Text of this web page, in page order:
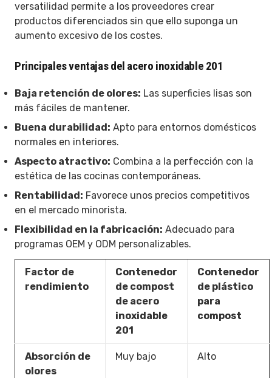
versatilidad permite a los proveedores crear
productos diferenciados sin que ello suponga un
aumento excesivo de los costes.
Principales ventajas del acero inoxidable 201
Baja retención de olores: Las superficies lisas son
más fáciles de mantener.
Buena durabilidad: Apto para entornos domésticos
normales en interiores.
Aspecto atractivo: Combina a la perfección con la
estética de las cocinas contemporáneas.
Rentabilidad: Favorece unos precios competitivos
en el mercado minorista.
Flexibilidad en la fabricación: Adecuado para
programas OEM y ODM personalizables.
Factor de
rendimiento
Contenedor
de compost
de acero
inoxidable
201
Contenedor
de plástico
para
compost
Absorción de
olores
Muy bajo Alto